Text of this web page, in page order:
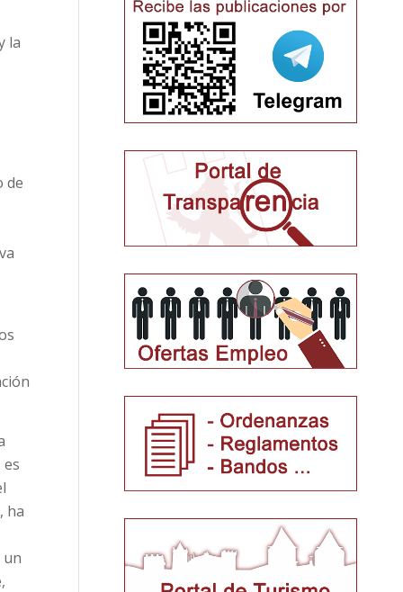
la
de
ha
un